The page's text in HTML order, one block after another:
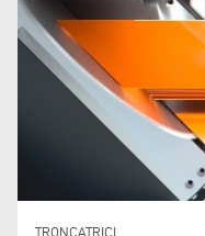
TRONCATRICI